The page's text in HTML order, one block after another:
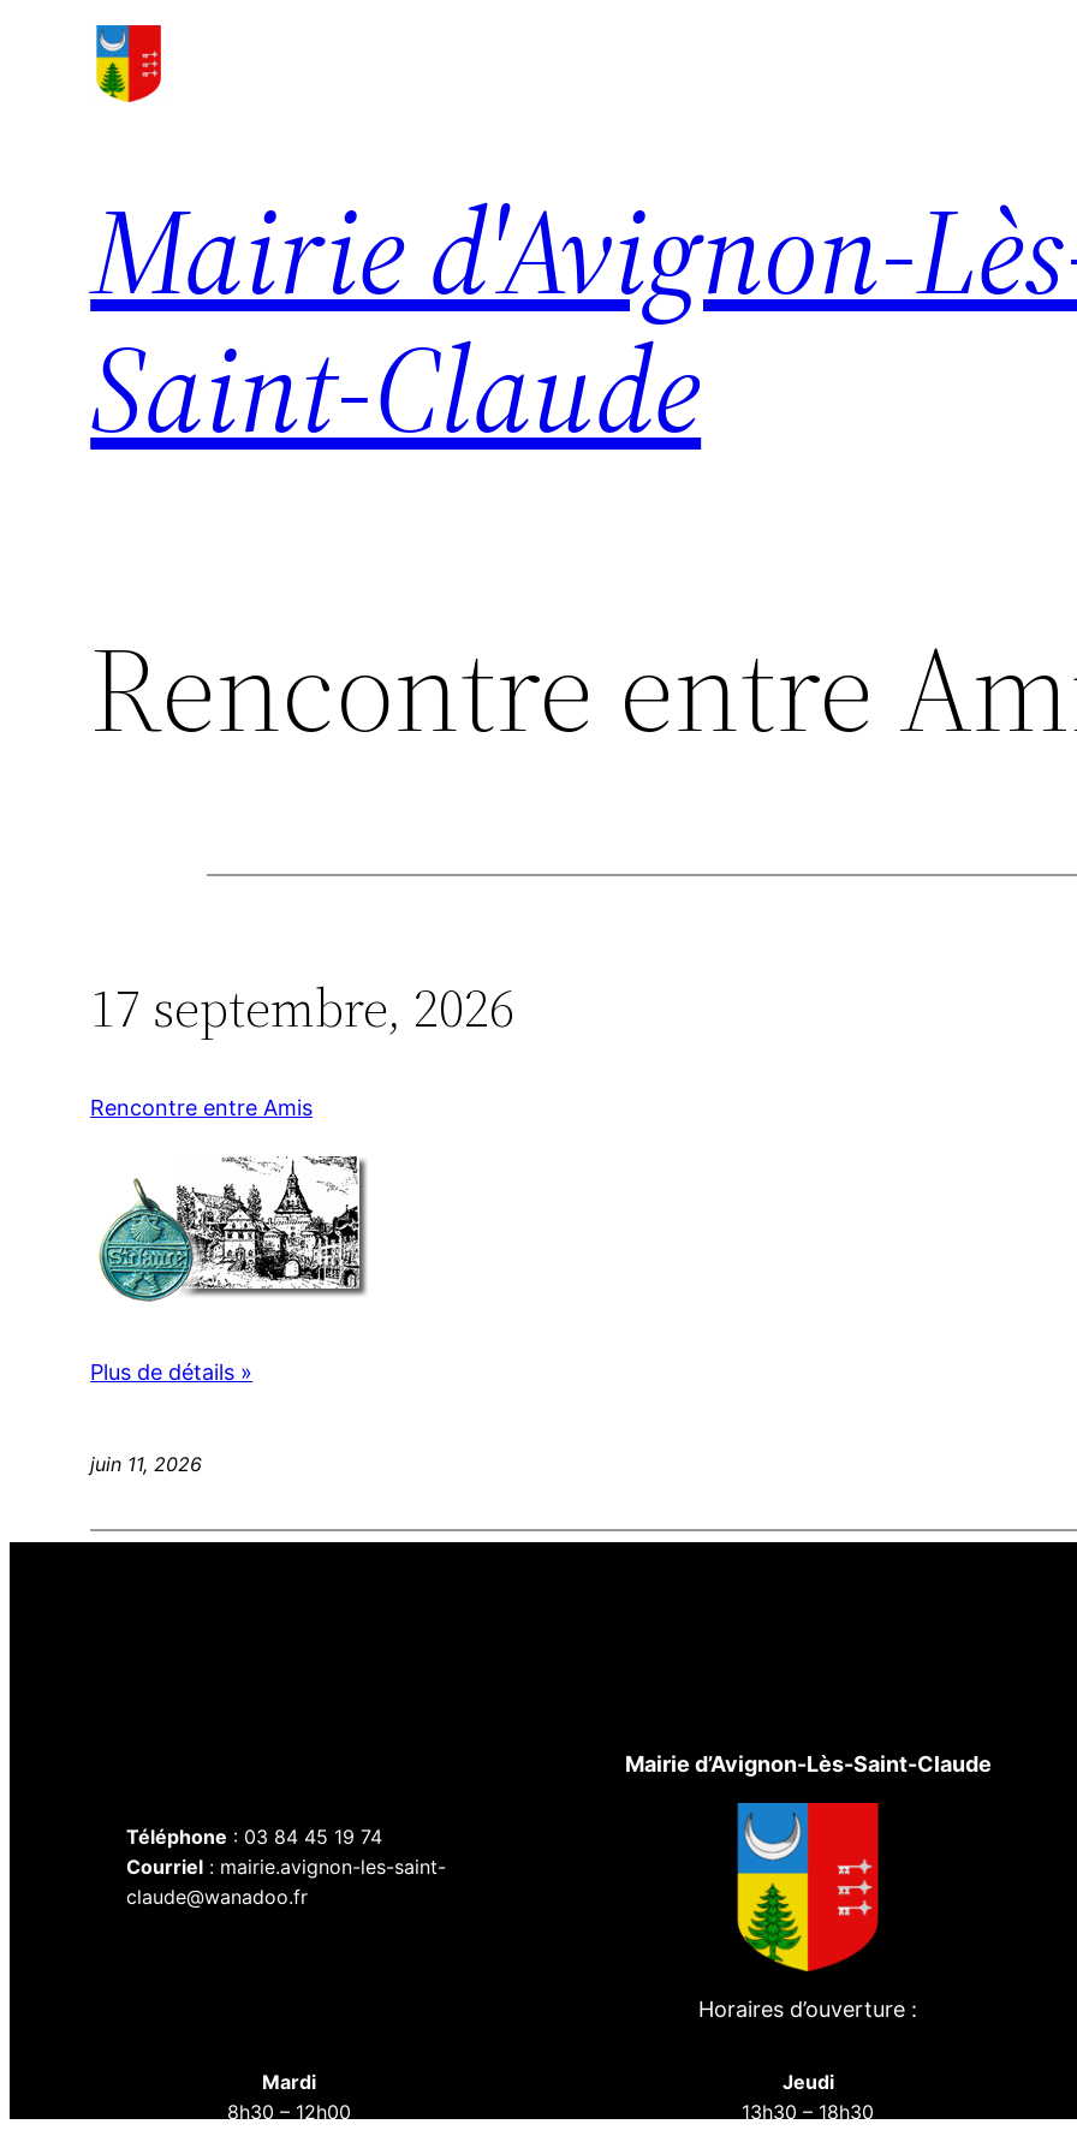
Mairie d'Avignon-
Saint-Claude
Rencontre entre
17 septembre, 2026
Rencontre entre Amis
Plus de détails »
juin 11, 2026
Mairie d’Avignon-Lès-Saint-Claude
Téléphone : 03 84 45 19 74
Courriel: mairie.avignon-les-saint-
claude@wanadoo.fr
Horaires d’ouverture :
Mardi
8h30 – 12h00
Jeudi
13h30 – 18h30